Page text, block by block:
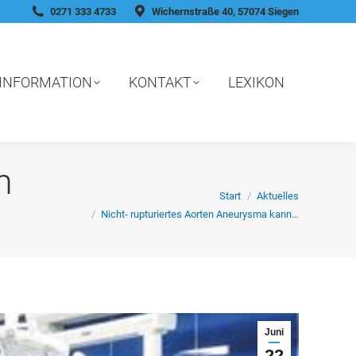
0271 333 4733 Wichernstraße 40, 57074 Siegen
KONTAKT LEXIKON
Start
Aktuelles
Nicht- rupturiertes Aorten Aneurysma kann…
Juni